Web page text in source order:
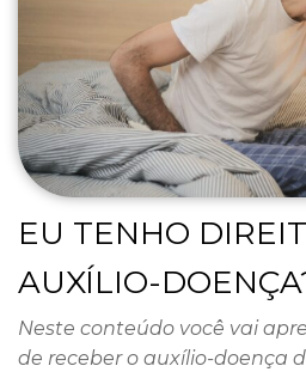
EU TENHO
AUXÍLIO-
Neste conteúdo você vai
de receber o auxílio-doença